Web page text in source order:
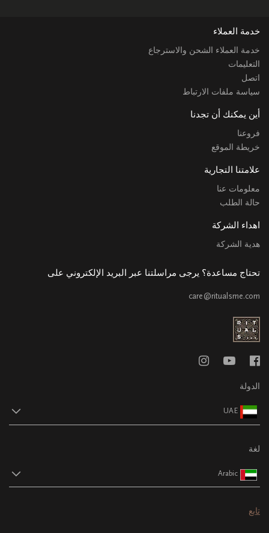
خدمة العملاء
خدمة العملاء الشحن والاسترجاع
التعليمات
اتصل
سياسة ملفات الارتباط
أين يمكنك أن تجدنا
فروعنا
خريطة الموقع
علامتنا التجارية
معلومات عنا
حالة الطلب
اهداء الشركة
هدية الشركة
تحتاج مساعدة؟ يرجى مراسلتنا عبر البريد الإلكتروني على
care@ritualsme.com
الدولة
UAE
لغة
Arabic
تابع